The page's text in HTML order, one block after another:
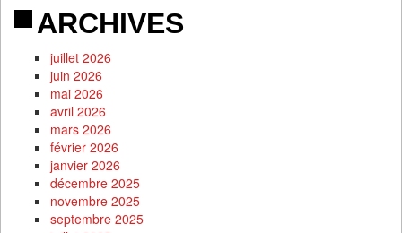
ARCHIVES
juillet 2026
juin 2026
mai 2026
avril 2026
mars 2026
février 2026
janvier 2026
décembre 2025
novembre 2025
septembre 2025